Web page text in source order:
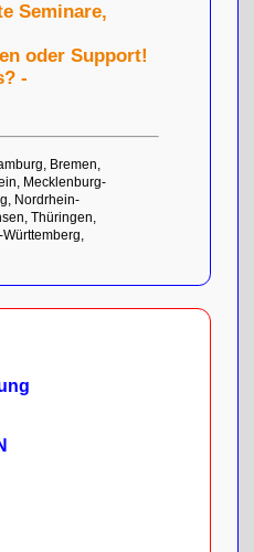
Seminare,
oder Support!
-
Bremen,
Mecklenburg-
Nordrhein-
Thüringen,